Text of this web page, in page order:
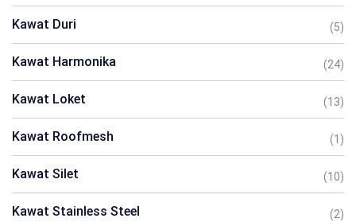
Kawat Duri (5)
Kawat Harmonika (24)
Kawat Loket (13)
Kawat Roofmesh (1)
Kawat Silet (10)
Kawat Stainless Steel (2)